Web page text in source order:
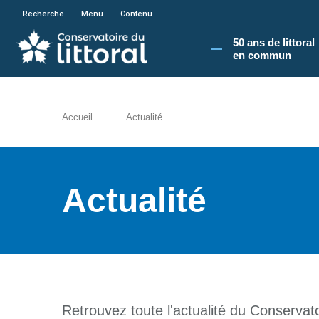
En poursuivant votre navigation sur le site
Recherche Menu Contenu
50 ans de littoral
en commun​
Accueil Actualité
Actualité
Retrouvez toute l'actualité du